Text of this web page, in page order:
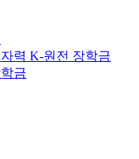
력 K-원전 장학금
금